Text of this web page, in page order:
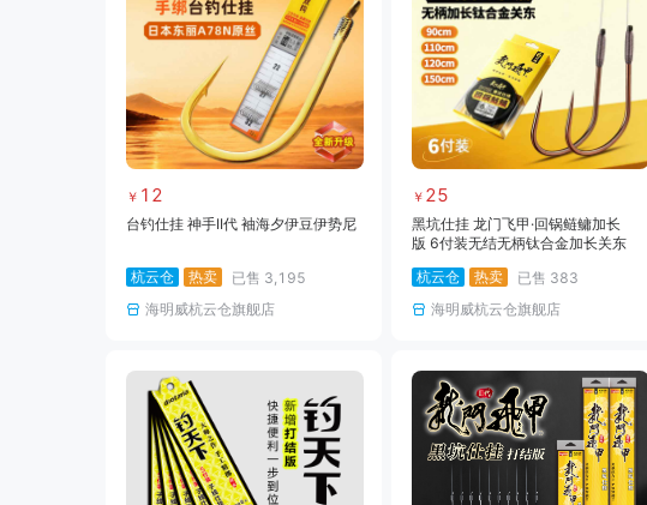
￥ 12
台钓仕挂 神手II代 袖海夕伊豆伊势尼
杭云仓 热卖 已售 3,195
海明威杭云仓旗舰店
￥ 25
黑坑仕挂 龙门飞甲·回锅鲢鳙加长
版 6付装无结无柄钛合金加长关东
杭云仓
热卖 已售 383
海明威杭云仓旗舰店